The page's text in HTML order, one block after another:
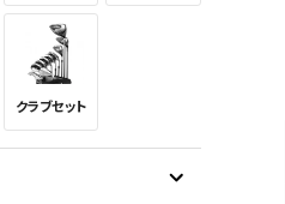
クラブセット